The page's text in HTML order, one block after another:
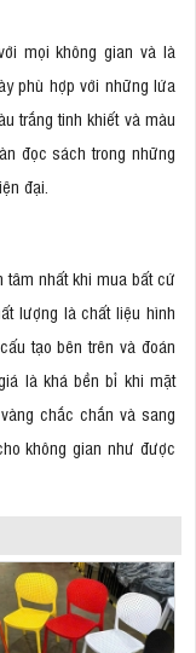
mọi không gian và là
phù hợp với những lứa
trắng tinh khiết và màu
đọc sách trong những
đại.
tâm nhất khi mua bất cứ
lượng là chất liệu hình
tạo bên trên và đoán
là khá bền bỉ khi mặt
chắc chắn và sang
không gian như được